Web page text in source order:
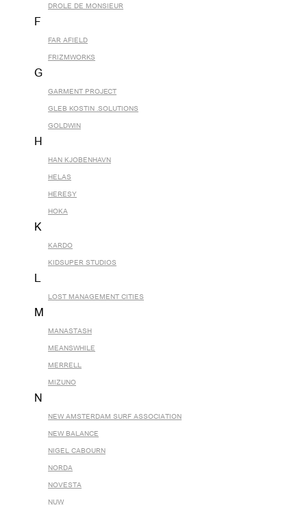
DROLE DE MONSIEUR
F
FAR AFIELD
FRIZMWORKS
G
GARMENT PROJECT
GLEB KOSTIN .SOLUTIONS
GOLDWIN
H
HAN KJOBENHAVN
HELAS
HERESY
HOKA
K
KARDO
KIDSUPER STUDIOS
L
LOST MANAGEMENT CITIES
M
MANASTASH
MEANSWHILE
MERRELL
MIZUNO
N
NEW AMSTERDAM SURF ASSOCIATION
NEW BALANCE
NIGEL CABOURN
NORDA
NOVESTA
NUW